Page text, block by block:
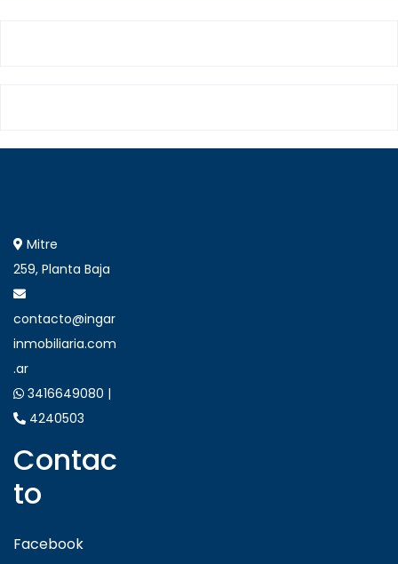
Mitre
259, Planta Baja
contacto@ingar
inmobiliaria.com
.ar
3416649080 |
4240503
Contac
to
Facebook